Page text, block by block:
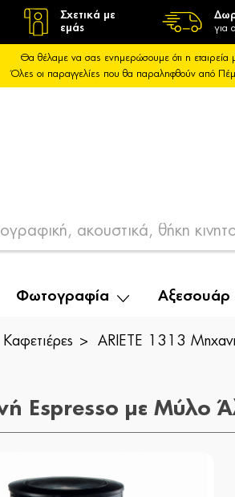
Σχετικά με
εμάς
για
Θα θέλαμε να σας ενημερώσουμε ότι η
Όλες οι παραγγελίες που θα παραληφθούν από
Φωτογραφία Αξεσουάρ
Καφετιέρες ARIETE 1313
Espresso με Μύλο